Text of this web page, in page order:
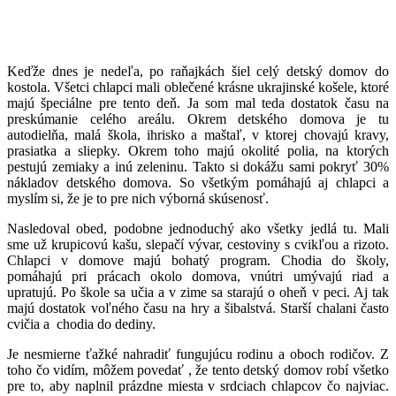
Keďže dnes je nedeľa, po raňajkách šiel celý detský domov do
kostola. Všetci chlapci mali oblečené krásne ukrajinské košele, ktoré
majú špeciálne pre tento deň. Ja som mal teda dostatok času na
preskúmanie celého areálu. Okrem detského domova je tu
autodielňa, malá škola, ihrisko a maštaľ, v ktorej chovajú kravy,
prasiatka a sliepky. Okrem toho majú okolité polia, na ktorých
pestujú zemiaky a inú zeleninu. Takto si dokážu sami pokryť 30%
nákladov detského domova. So všetkým pomáhajú aj chlapci a
myslím si, že je to pre nich výborná skúsenosť.
Nasledoval obed, podobne jednoduchý ako všetky jedlá tu. Mali
sme už krupicovú kašu, slepačí vývar, cestoviny s cvikľou a rizoto.
Chlapci v domove majú bohatý program. Chodia do školy,
pomáhajú pri prácach okolo domova, vnútri umývajú riad a
upratujú. Po škole sa učia a v zime sa starajú o oheň v peci. Aj tak
majú dostatok voľného času na hry a šibalstvá. Starší chalani často
cvičia a chodia do dediny.
Je nesmierne ťažké nahradiť fungujúcu rodinu a oboch rodičov. Z
toho čo vidím, môžem povedať , že tento detský domov robí všetko
pre to, aby naplnil prázdne miesta v srdciach chlapcov čo najviac.